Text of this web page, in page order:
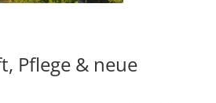
Pflege & neue